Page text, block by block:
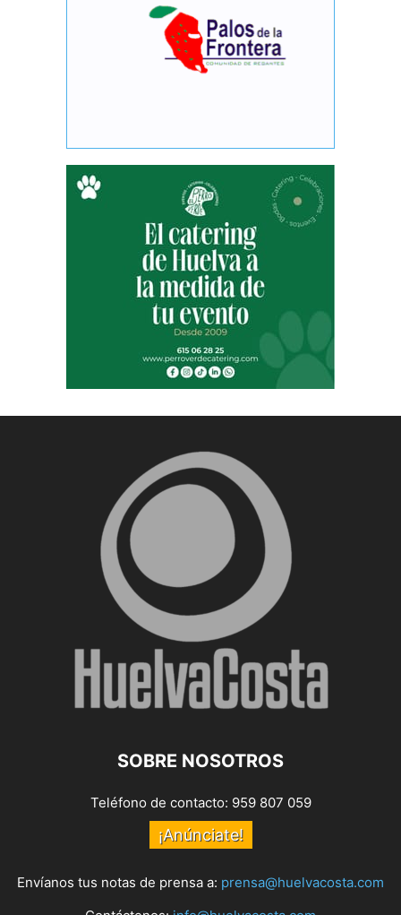
SOBRE NOSOTROS
Teléfono de contacto: 959 807 059
¡Anúnciate!
Envíanos tus notas de prensa a: prensa@huelvacosta.com